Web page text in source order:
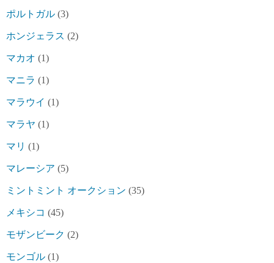
ポルトガル (3)
ホンジェラス (2)
マカオ (1)
マニラ (1)
マラウイ (1)
マラヤ (1)
マリ (1)
マレーシア (5)
ミントミント オークション (35)
メキシコ (45)
モザンビーク (2)
モンゴル (1)